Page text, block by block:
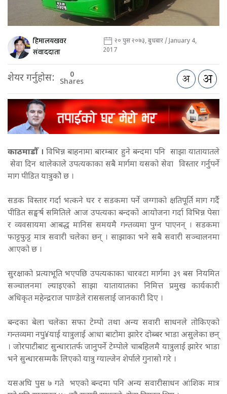
हिमालयखवर
संवाददाता
२० पुस २०७३, बुधबार / January 4,
2017
शेयर गर्नुहोस: 0
Shares
काठमाडौँ ।विभिन्न बाहनामा बारम्बार हुने बन्दमा पनि साझा यातायातले
सेवा दिन थालेकाले उपत्यकाका सबै मार्गमा यसको सेवा विस्तार गर्नुपर्ने
माग पीडित यात्रुकोे छ ।
सडक विस्तार गर्दा भत्कने घर र सडकमा पर्ने जग्गाको क्षतिपूर्ति माग गर्दै
पीडित सङ्घर्ष समितिले आज उपत्यका बन्दको आयोजना गर्दा विभिन्न पेसा
र व्यवसायमा आबद्ध मानिस समयमै गन्तव्यमा पुग्न पाएनन् । सडकमा
फाट्टफुट्ट मात्र सवारी चलेका छन् । साझाका भने सबै सवारी सञ्चालनमा
आएको छ ।
सुरक्षाको प्रत्याभूति भएपछि उपत्यकाका चारवटा मार्गमा ३९ बस नियमित
सञ्चालनमा ल्याइएको साझा यातायातका निमित्त प्रमुख कार्यकारी
अधिकृत महेन्द्रराज पाण्डेले राससलाई जानकारी दिए ।
बन्दका बेला चलेका सफा टेम्पो तथा अन्य सवारी साधनले तोकिएको
गन्तव्यमा नपु¥याई यात्रुलाई आधा बाटोमा झारेर दोब्बर भाडा असुलेका छन्
। जोरपाटीबाट सुन्धारातर्फ जानुपर्ने टेम्पोले चाबहिलमै यात्रुलाई झारेर भाडा
भने सुन्धारसम्मकै लिएको यात्रु ग्याल्जेन शेर्पाले गुनासो गरे ।
यसअघि पुस ७ गते भएको बन्दमा पनि अन्य सवारीसाधन आंशिक मात्र